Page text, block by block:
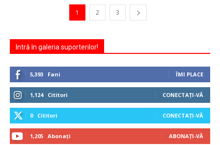
1 2 3
Intră în galeria suporterilor!
5,393 Fani ÎMI PLACE
1,124 Cititori CONECTAȚI-VĂ
0 Cititori CONECTAȚI-VĂ
1,205 Abonați ABONAȚI-VĂ